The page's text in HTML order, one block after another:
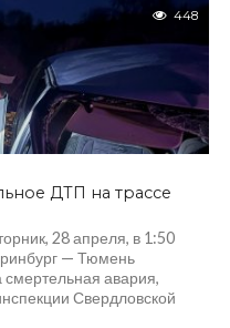
448
ДТП на трассе
28 апреля, в 1:50
— Тюмень
авария,
Свердловской